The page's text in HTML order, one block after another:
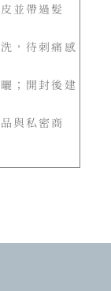
並帶過髮
，待刺痛感
；開封後建
與私密商